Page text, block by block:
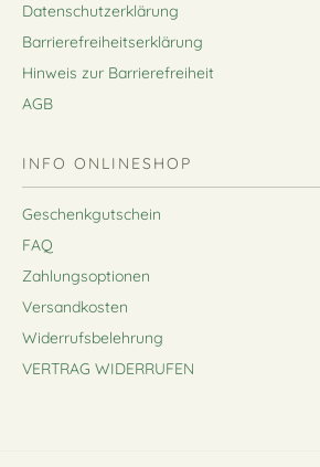
Datenschutzerklärung
Barrierefreiheitserklärung
Hinweis zur Barrierefreiheit
AGB
INFO ONLINESHOP
Geschenkgutschein
FAQ
Zahlungsoptionen
Versandkosten
Widerrufsbelehrung
VERTRAG WIDERRUFEN